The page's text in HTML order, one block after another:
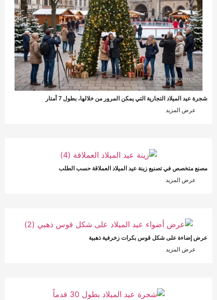
عيد الميلاد التجارية التي يمكن المرور من خلالها، بطول 7 أمتار
عرض المزيد
متخصص في تصنيع زينة عيد الميلاد العملاقة حسب الطلب
عرض المزيد
إضاءة على شكل قوس بكرات زخرفية ذهبية
عرض المزيد